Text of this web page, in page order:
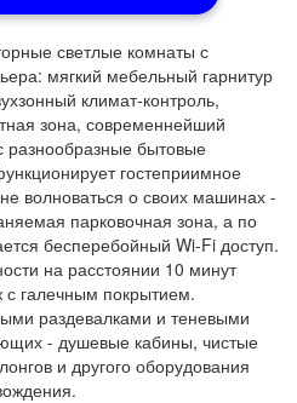
светлые комнаты с
мягкий мебельный гарнитур
климат-контроль,
зона, современнейший
разнообразные бытовые
гостеприимное
волноваться о своих машинах -
парковочная зона, а по
бесперебойный Wi-Fi доступ.
на расстоянии 10 минут
галечным покрытием.
раздевалками и теневыми
- душевые кабины, чистые
и другого оборудования